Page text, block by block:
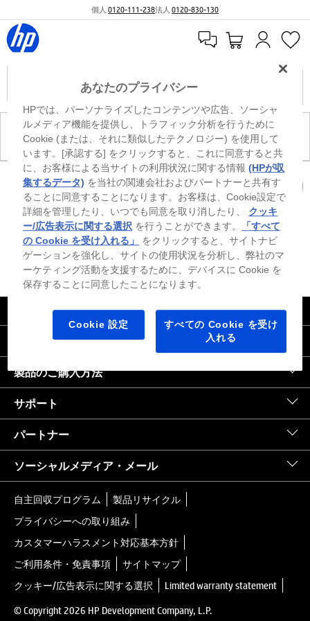
個人 0120-111-238法人 0120-830-130
現在、このカテゴリには商品がありません。
カートを確認
※ Windowsのすべてのエディションまたはバージョンで、すべての機能を使用でき
るわけではありません。Windowsの機能を最大限に活用するには、システムのハ
ードウェア、ドライバー、ソフトウェアのアップグレードおよび/または別途購
入、あるいはBIOSのアップデートが必要になる場合があります。Windowsは自動
的にアップデートされ、有効になります。高速インターネットとMicrosoftアカウ
ントが必要になります。ISPの料金が適用され、今後アップデートの際に要件が追
加される場合があります。http://www.windows.com 外部リンクアイコンをご覧く
ださい。
｜United States HP.com
会社情報
製品のご購入方法
サポート
パートナー
ソーシャルメディア・メール
自主回収プログラム
製品リサイクル
プライバシーへの取り組み
カスタマーハラスメント対応基本方針
ご利用条件・免責事項
サイトマップ
クッキー/広告表示に関する選択
Limited warranty statement
© Copyright 2026 HP Development Company, L.P.
あなたのプライバシー
HPでは、パーソナライズしたコンテンツや広告、ソーシャ
ルメディア機能を提供し、トラフィック分析を行うために
Cookie (または、それに類似したテクノロジー) を使用して
います。[承認する] をクリックすると、これに同意すると共
に、お客様による当サイトの利用状況に関する情報(HPが収
集するデータ) を当社の関連会社およびパートナーと共有す
ることに同意することになります。お客様は、Cookie設定で
詳細を管理したり、いつでも同意を取り消したり、 クッキ
ー/広告表示に関する選択 を行うことができます。
「すべて
の Cookie を受け入れる」
をクリックすると、サイトナビ
ゲーションを強化し、サイトの使用状況を分析し、弊社のマ
ーケティング活動を支援するために、デバイスに Cookie を
保存することに同意したことになります。
Cookie 設定
すべての Cookie を受け
入れる